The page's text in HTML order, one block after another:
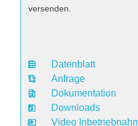
versenden.
D
a
t
e
Datenblatt
Anfrage
Dokumentation
Downloads
Video